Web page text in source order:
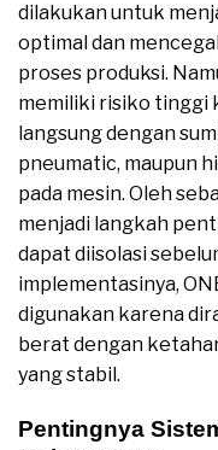
dilakukan untuk
optimal dan
proses produksi.
memiliki risiko tinggi
langsung dengan
pneumatic, maupun
pada mesin. Oleh
menjadi langkah
dapat diisolasi
implementasinya,
digunakan karena
berat dengan
yang stabil.
Pentingnya